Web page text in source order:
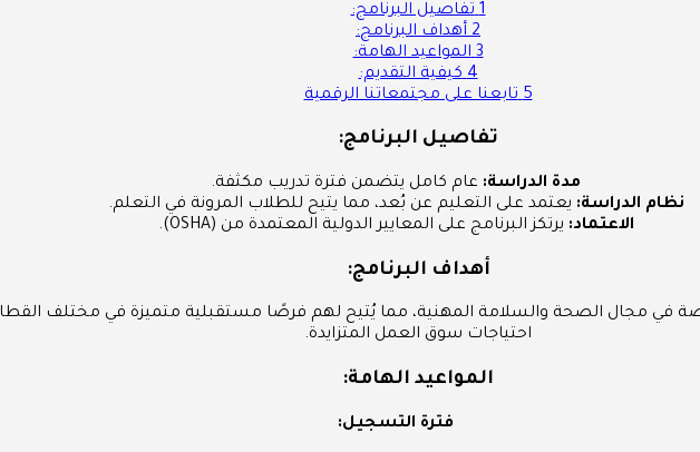
1 تفاصيل البرنامج:
2 أهداف البرنامج:
3 المواعيد الهامة:
4 كيفية التقديم:
5 تابعنا على مجتمعاتنا الرقمية
تفاصيل البرنامج:
مدة الدراسة: عام كامل يتضمن فترة تدريب مكثفة.
نظام الدراسة: يعتمد على التعليم عن بُعد، مما يتيح للطلاب المرونة في التعلم.
الاعتماد: يرتكز البرنامج على المعايير الدولية المعتمدة من (OSHA).
أهداف البرنامج:
في مجال الصحة والسلامة المهنية، مما يُتيح لهم فرصًا مستقبلية متميزة في مختلف
احتياجات سوق العمل المتزايدة.
المواعيد الهامة:
فترة التسجيل: